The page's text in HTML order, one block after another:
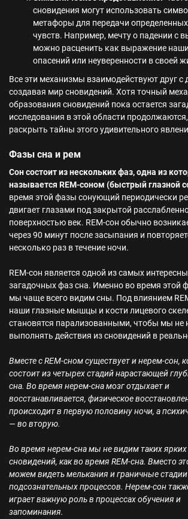
сновидения могут использовать
метафоры для передачи
чувств. Например, мечту о падении с
можно расценить как выражение
опасений или неуверенности в своей
Все эти механизмы взаимодействуют друг с
создавая мир сновидений. Хотя точный
образования сновидений пока остается
исследования в этой области
раскрыть тайны этого удивительного
Фазы сна и рем
Сон состоит из нескольких фаз, одна из
называется REM-соном (быстрый глазной
время этой фазы сонующий периодически
двигает глазами под закрытой
поверхностью век. REM-сон обычно
через 90 минут после засыпания и
несколько раз в течение ночи.
REM-сон является одной из самых
загадочных фаз сна. Именно во время этой
мы чаще всего видим сны. Под влиянием
наши глазные мышцы и кости лицевого
становятся парализованными, чтобы мы не
выполнять действия из сновидений в
Вместе с REM-сном существует и нерем-сон,
состоит из четырех стадий нарастающей
сна. Во время нерем-сна мозг отдыхает и
восстанавливается, физическое
происходит в первую половину ночи, а
— во вторую.
Во время нерем-сна мы не видим таких ярких
сновидений, как во время REM-сна. Вместо
можем видеть мелькания и граничные стадии
подсознательных процессов. Нерем-сон
играет важную роль в процессах обучения и
запоминания.